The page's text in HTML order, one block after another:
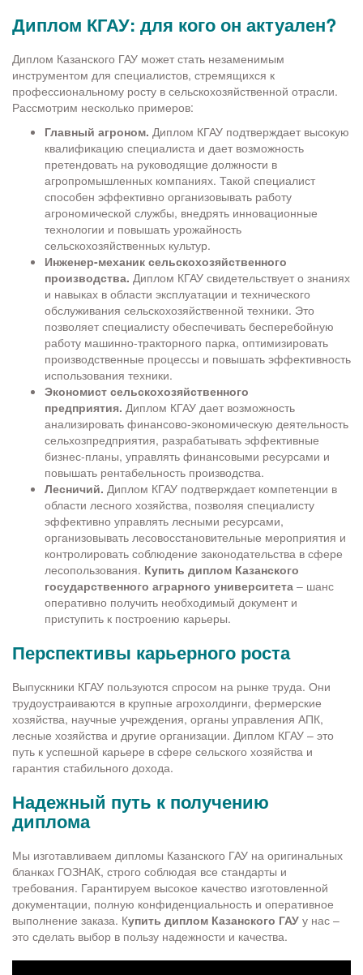
Диплом КГАУ: для кого он актуален?
Диплом Казанского ГАУ может стать незаменимым
инструментом для специалистов, стремящихся к
профессиональному росту в сельскохозяйственной отрасли.
Рассмотрим несколько примеров:
Главный агроном. Диплом КГАУ подтверждает высокую
квалификацию специалиста и дает возможность
претендовать на руководящие должности в
агропромышленных компаниях. Такой специалист
способен эффективно организовывать работу
агрономической службы, внедрять инновационные
технологии и повышать урожайность
сельскохозяйственных культур.
Инженер-механик сельскохозяйственного
производства. Диплом КГАУ свидетельствует о знаниях
и навыках в области эксплуатации и технического
обслуживания сельскохозяйственной техники. Это
позволяет специалисту обеспечивать бесперебойную
работу машинно-тракторного парка, оптимизировать
производственные процессы и повышать эффективность
использования техники.
Экономист сельскохозяйственного
предприятия. Диплом КГАУ дает возможность
анализировать финансово-экономическую деятельность
сельхозпредприятия, разрабатывать эффективные
бизнес-планы, управлять финансовыми ресурсами и
повышать рентабельность производства.
Лесничий. Диплом КГАУ подтверждает компетенции в
области лесного хозяйства, позволяя специалисту
эффективно управлять лесными ресурсами,
организовывать лесовосстановительные мероприятия и
контролировать соблюдение законодательства в сфере
лесопользования. Купить диплом Казанского
государственного аграрного университета – шанс
оперативно получить необходимый документ и
приступить к построению карьеры.
Перспективы карьерного роста
Выпускники КГАУ пользуются спросом на рынке труда. Они
трудоустраиваются в крупные агрохолдинги, фермерские
хозяйства, научные учреждения, органы управления АПК,
лесные хозяйства и другие организации. Диплом КГАУ – это
путь к успешной карьере в сфере сельского хозяйства и
гарантия стабильного дохода.
Надежный путь к получению
диплома
Мы изготавливаем дипломы Казанского ГАУ на оригинальных
бланках ГОЗНАК, строго соблюдая все стандарты и
требования. Гарантируем высокое качество изготовленной
документации, полную конфиденциальность и оперативное
выполнение заказа. Купить диплом Казанского ГАУ у нас –
это сделать выбор в пользу надежности и качества.